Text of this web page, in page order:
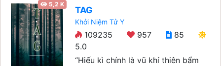
5,2 K
TAG
Khởi Niệm Tử Y
109235 957
85
5.0
“Hiếu kì chính là vũ khí thiên bẩm